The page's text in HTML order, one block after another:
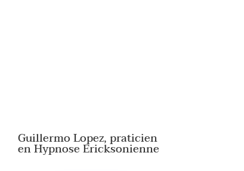
Guillermo Lopez, praticien
en Hypnose Ericksonienne